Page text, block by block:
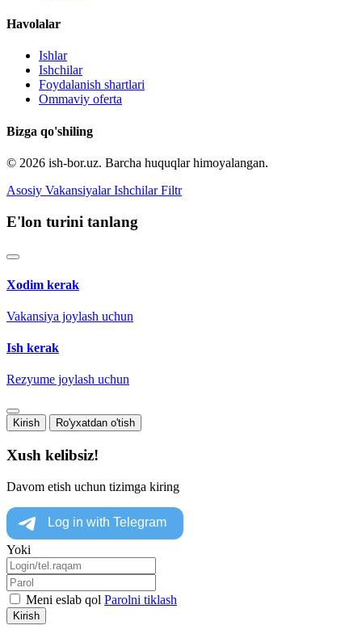
Havolalar
Ishlar
Ishchilar
Foydalanish shartlari
Ommaviy oferta
Bizga qo'shiling
© 2026 ish-bor.uz. Barcha huquqlar himoyalangan.
Asosiy Vakansiyalar Ishchilar Filtr
E'lon turini tanlang
Xodim kerak
Vakansiya joylash uchun
Ish kerak
Rezyume joylash uchun
Kirish Ro'yxatdan o'tish
Xush kelibsiz!
Davom etish uchun tizimga kiring
Yoki
Meni eslab qol Parolni tiklash
Kirish